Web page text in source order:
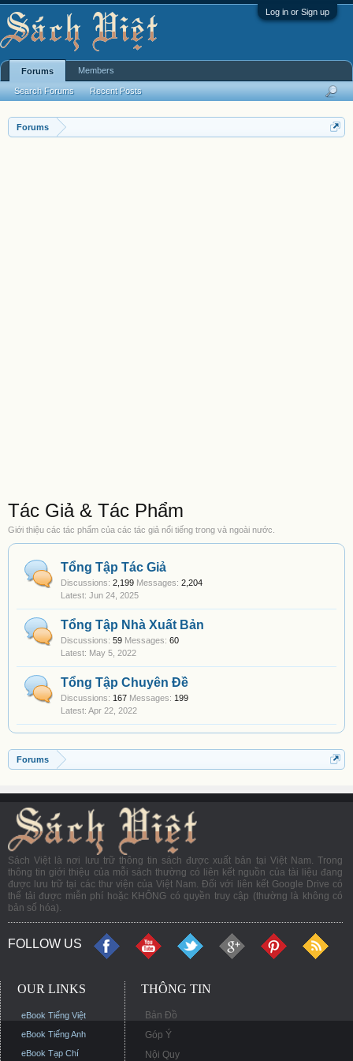
Log in or Sign up
Forums
Tác Giả & Tác Phẩm
Giới thiệu các tác phẩm của các tác giả nổi tiếng trong và ngoài nước.
Tổng Tập Tác Giả
Discussions: 2,199 Messages: 2,204
Jun 24, 2025
Tổng Tập Nhà Xuất Bản
Discussions: 59 Messages: 60
May 5, 2022
Tổng Tập Chuyên Đề
Discussions: 167 Messages: 199
Apr 22, 2022
Forums
Forums
Search Forums Recent Posts
Members
Sách Việt là nơi lưu trữ thông tin sách được xuất bản tại Việt Nam. Trong
thông tin giới thiệu của mỗi sách thường có liên kết nguồn của tài liệu đang
được lưu trữ tại các thư viện của Việt Nam. Đối với liên kết Google Drive có
thể tải được miễn phí hoặc KHÔNG có quyền truy cập (thường là không có
bản số hóa).
FOLLOW US
OUR LINKS
eBook Tiếng Việt
eBook Tiếng Anh
eBook Tạp Chí
THÔNG TIN
Bản Đồ
Góp Ý
Nội Quy